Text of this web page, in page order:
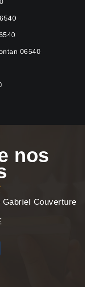
06540
nos
Couverture